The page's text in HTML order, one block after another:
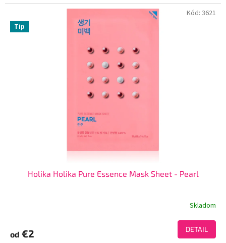
Tip
Holika Holika Pure Essence Mask Sheet - Pearl
Skladom
od €2 DETAIL
Kód: 3621